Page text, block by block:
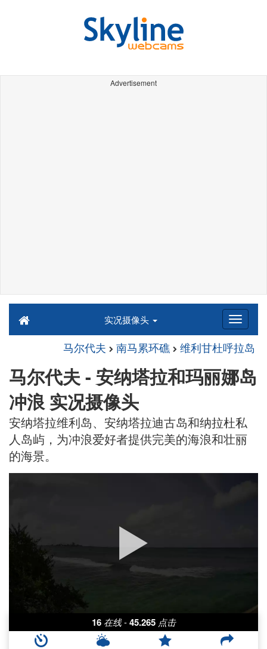
Advertisement
实况摄像头
马尔代夫 南马累环礁 维利甘杜呼拉岛
马尔代夫 - 安纳塔拉和玛丽娜岛
冲浪 实况摄像头
安纳塔拉维利岛、安纳塔拉迪古岛和纳拉杜私
人岛屿，为冲浪爱好者提供完美的海浪和壮丽
的海景。
16 在线 - 45.265 点击